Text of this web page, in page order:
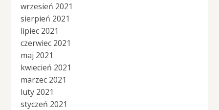
wrzesień 2021
sierpień 2021
lipiec 2021
czerwiec 2021
maj 2021
kwiecień 2021
marzec 2021
luty 2021
styczeń 2021